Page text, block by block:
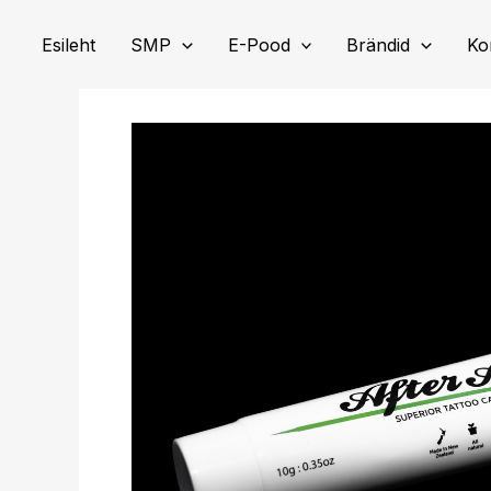
Esileht SMP E-Pood Brändid